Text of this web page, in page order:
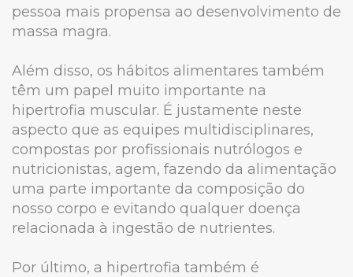
pessoa mais propensa ao desenvolvimento de
massa magra.
Além disso, os hábitos alimentares também
têm um papel muito importante na
hipertrofia muscular. É justamente neste
aspecto que as equipes multidisciplinares,
compostas por profissionais nutrólogos e
nutricionistas, agem, fazendo da alimentação
uma parte importante da composição do
nosso corpo e evitando qualquer doença
relacionada à ingestão de nutrientes.
Por último, a hipertrofia também é